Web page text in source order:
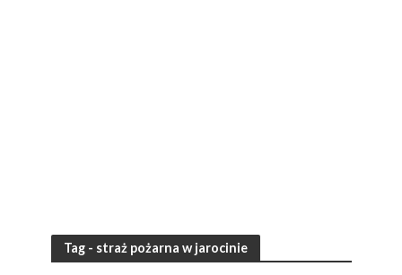
Tag - straż pożarna w jarocinie